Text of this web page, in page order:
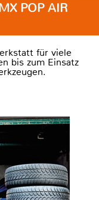
POP AIR
für viele
bis zum Einsatz